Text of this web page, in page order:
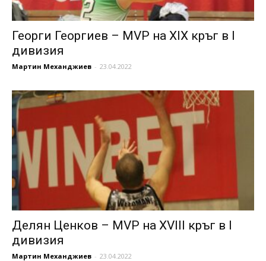
Георги Георгиев – MVP на XIX кръг в I
дивизия
Мартин Механджиев - 23.04.2022
Делян Ценков – MVP на XVIII кръг в I
дивизия
Мартин Механджиев - 23.04.2022